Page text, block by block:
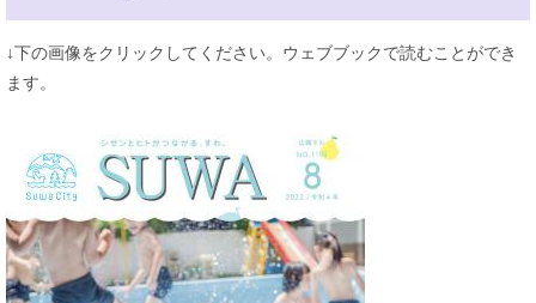
↓下の画像をクリックしてください。ウェブブックで読むことができ
ます。